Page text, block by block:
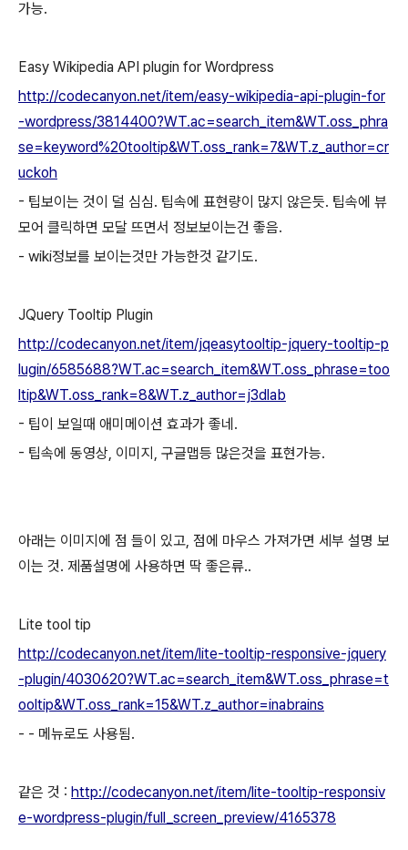
가능.
Easy Wikipedia API plugin for Wordpress
http://codecanyon.net/item/easy-wikipedia-api-plugin-for
-wordpress/3814400?WT.ac=search_item&WT.oss_phra
se=keyword%20tooltip&WT.oss_rank=7&WT.z_author=cr
uckoh
- 팁보이는 것이 덜 심심. 팁속에 표현량이 많지 않은듯. 팁속에 뷰
모어 클릭하면 모달 뜨면서 정보보이는건 좋음.
- wiki정보를 보이는것만 가능한것 같기도.
JQuery Tooltip Plugin
http://codecanyon.net/item/jqeasytooltip-jquery-tooltip-p
lugin/6585688?WT.ac=search_item&WT.oss_phrase=too
ltip&WT.oss_rank=8&WT.z_author=j3dlab
- 팁이 보일때 애미메이션 효과가 좋네.
- 팁속에 동영상, 이미지, 구글맵등 많은것을 표현가능.
아래는 이미지에 점 들이 있고, 점에 마우스 가져가면 세부 설명 보
이는 것. 제품설명에 사용하면 딱 좋은류..
Lite tool tip
http://codecanyon.net/item/lite-tooltip-responsive-jquery
-plugin/4030620?WT.ac=search_item&WT.oss_phrase=t
ooltip&WT.oss_rank=15&WT.z_author=inabrains
- - 메뉴로도 사용됨.
같은 것 : http://codecanyon.net/item/lite-tooltip-responsiv
e-wordpress-plugin/full_screen_preview/4165378